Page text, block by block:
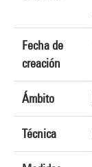
Fecha de
creación
Ámbito
Técnica